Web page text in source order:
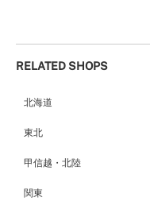
RELATED SHOPS
北海道
札幌店（134）
東北
弘前パークホテル店（180）
甲信越・北陸
甲府店（63）
関東